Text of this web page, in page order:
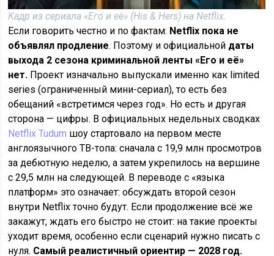
Кадр из сериала «Его и её» (His & Hers) на Netflix.
Если говорить честно и по фактам: Netflix пока не
объявлял продление. Поэтому и официальной даты
выхода 2 сезона криминальной ленты «Его и её»
нет. Проект изначально выпускали именно как limited
series (ограниченный мини-сериал), то есть без
обещаний «встретимся через год». Но есть и другая
сторона — цифры. В официальных недельных сводках
Netflix Tudum шоу стартовало на первом месте
англоязычного ТВ-топа: сначала с 19,9 млн просмотров
за дебютную неделю, а затем укрепилось на вершине
с 29,5 млн на следующей. В переводе с «языка
платформ» это означает: обсуждать второй сезон
внутри Netflix точно будут. Если продолжение всё же
закажут, ждать его быстро не стоит: на такие проекты
уходит время, особенно если сценарий нужно писать с
нуля. Самый реалистичный ориентир — 2028 год.